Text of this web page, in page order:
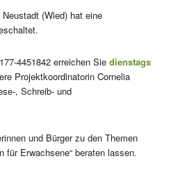
(Wied) hat eine
4451842 erreichen Sie dienstags
Projektkoordinatorin Cornelia
, Schreib- und
und Bürger zu den Themen
für Erwachsene“ beraten lassen.